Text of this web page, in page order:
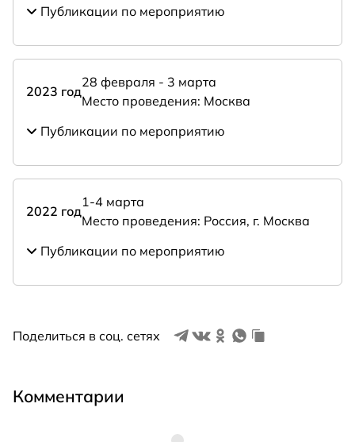
Публикации по мероприятию
2023 год
28 февраля - 3 марта
Место проведения: Москва
Публикации по мероприятию
2022 год
1-4 марта
Место проведения: Россия, г. Москва
Публикации по мероприятию
Поделиться в соц. сетях
Комментарии